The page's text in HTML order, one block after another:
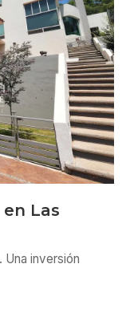
Las
Una inversión